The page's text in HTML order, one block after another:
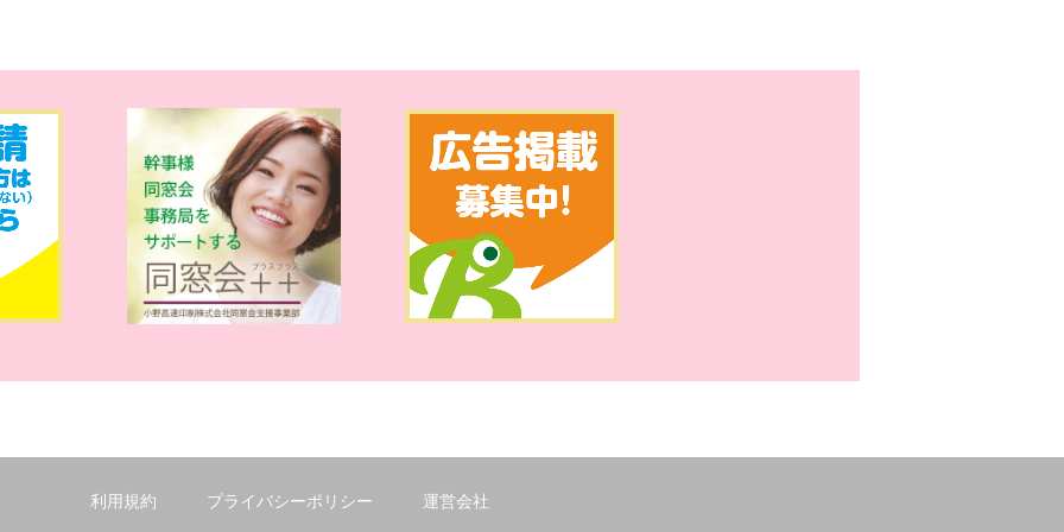
利用規約 プライバシーポリシー 運営会社